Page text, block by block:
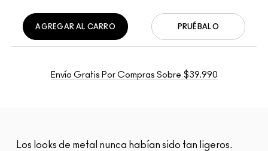
PRUÉBALO
AGREGAR AL CARRO
Envío Gratis Por Compras Sobre $39.990
Los looks de metal nunca habían sido tan ligeros.